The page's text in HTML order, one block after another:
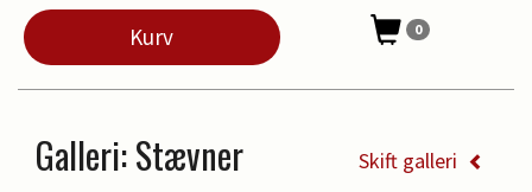
Kurv 0
Galleri: Stævner Skift galleri